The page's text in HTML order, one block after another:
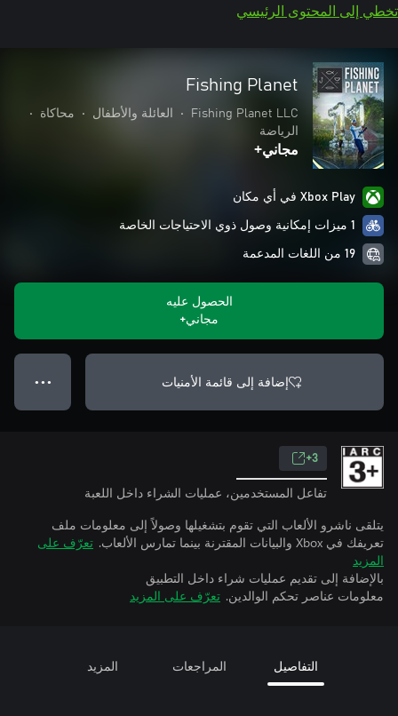
تخطي إلى المحتوى الرئيسي
Fishing Planet
Fishing Planet LLC
• العائلة والأطفال • محاكاة
•
الرياضة
مجاني+
Xbox Play في أي مكان
1 ميزات إمكانية وصول ذوي الاحتياجات الخاصة
19 من اللغات المدعمة
الحصول عليه
مجاني+
إضافة إلى قائمة الأمنيات ● ● ●
3+
تفاعل المستخدمين، عمليات الشراء داخل اللعبة
يتلقى ناشرو الألعاب التي تقوم بتشغيلها وصولاً إلى معلومات ملف
تعريفك في Xbox والبيانات المقترنة بينما تمارس الألعاب.
تعرّف على
المزيد
بالإضافة إلى تقديم عمليات شراء داخل التطبيق
معلومات عناصر تحكم الوالدين. تعرّف على المزيد
التفاصيل المراجعات المزيد